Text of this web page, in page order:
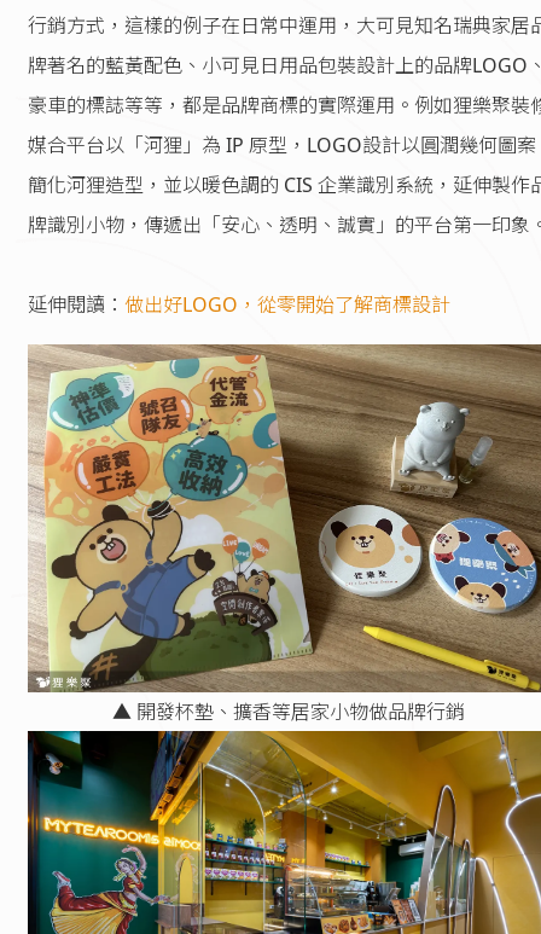
行銷方式，這樣的例子在日常中運用，大可見知名瑞典家居
牌著名的藍黃配色、小可見日用品包裝設計上的品牌LOGO
豪車的標誌等等，都是品牌商標的實際運用。例如狸樂聚裝
媒合平台以「河狸」為 IP 原型，LOGO設計以圓潤幾何圖案
簡化河狸造型，並以暖色調的 CIS 企業識別系統，延伸製作
牌識別小物，傳遞出「安心、透明、誠實」的平台第一印象
延伸閱讀： 做出好LOGO，從零開始了解商標設計
▲ 開發杯墊、擴香等居家小物做品牌行銷